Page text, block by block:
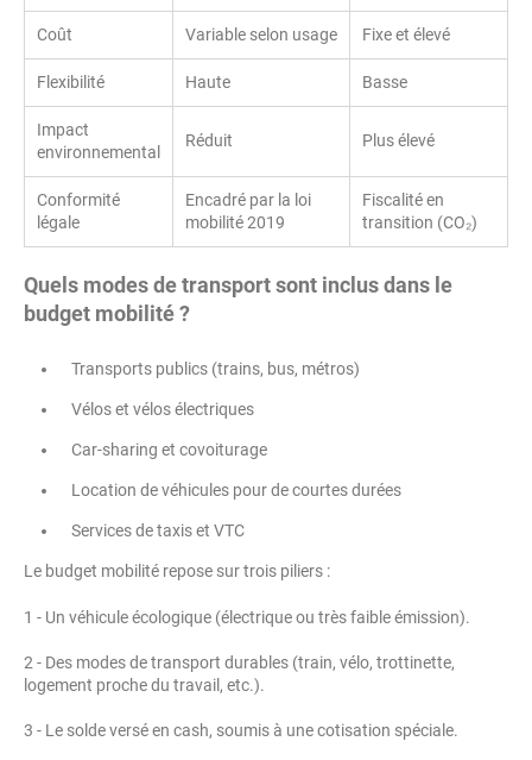
Coût Variable selon usage Fixe et élevé
Flexibilité Haute Basse
Impact
environnemental
Réduit Plus élevé
Conformité
légale
Encadré par la loi
mobilité 2019
Fiscalité en
transition (CO₂)
Quels modes de transport sont inclus dans le
budget mobilité ?
Transports publics (trains, bus, métros)
Vélos et vélos électriques
Car-sharing et covoiturage
Location de véhicules pour de courtes durées
Services de taxis et VTC
Le budget mobilité repose sur trois piliers :
1 - Un véhicule écologique (électrique ou très faible émission).
2 - Des modes de transport durables (train, vélo, trottinette,
logement proche du travail, etc.).
3 - Le solde versé en cash, soumis à une cotisation spéciale.